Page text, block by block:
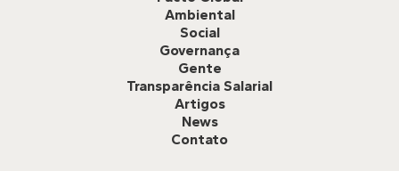
Ambiental
Social
Governança
Gente
Transparência Salarial
Artigos
News
Contato